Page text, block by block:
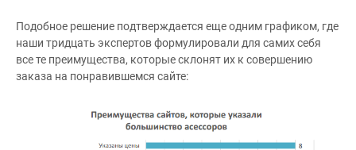
Подобное решение подтверждается еще одним графиком, где
наши тридцать экспертов формулировали для самих себя
все те преимущества, которые склонят их к совершению
заказа на понравившемся сайте: